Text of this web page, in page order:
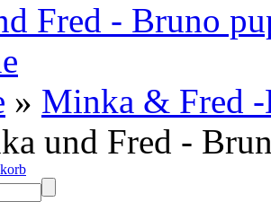
Fred - Bruno
» Minka & Fred
und Fred -